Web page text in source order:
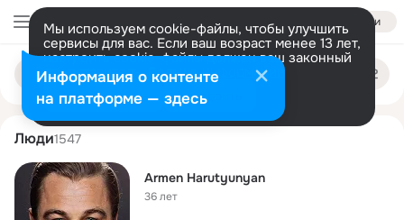
Войти
Мы используем cookie-файлы, чтобы улучшить
сервисы для вас. Если ваш возраст менее 13 лет,
настроить cookie-файлы должен ваш законный
представитель. Больше информации
Разрешить все Настроить
Поиск
людям
armen harutyunyan
Люди1547
Armen Harutyunyan
36 лет
Информация о контенте
на платформе — здесь